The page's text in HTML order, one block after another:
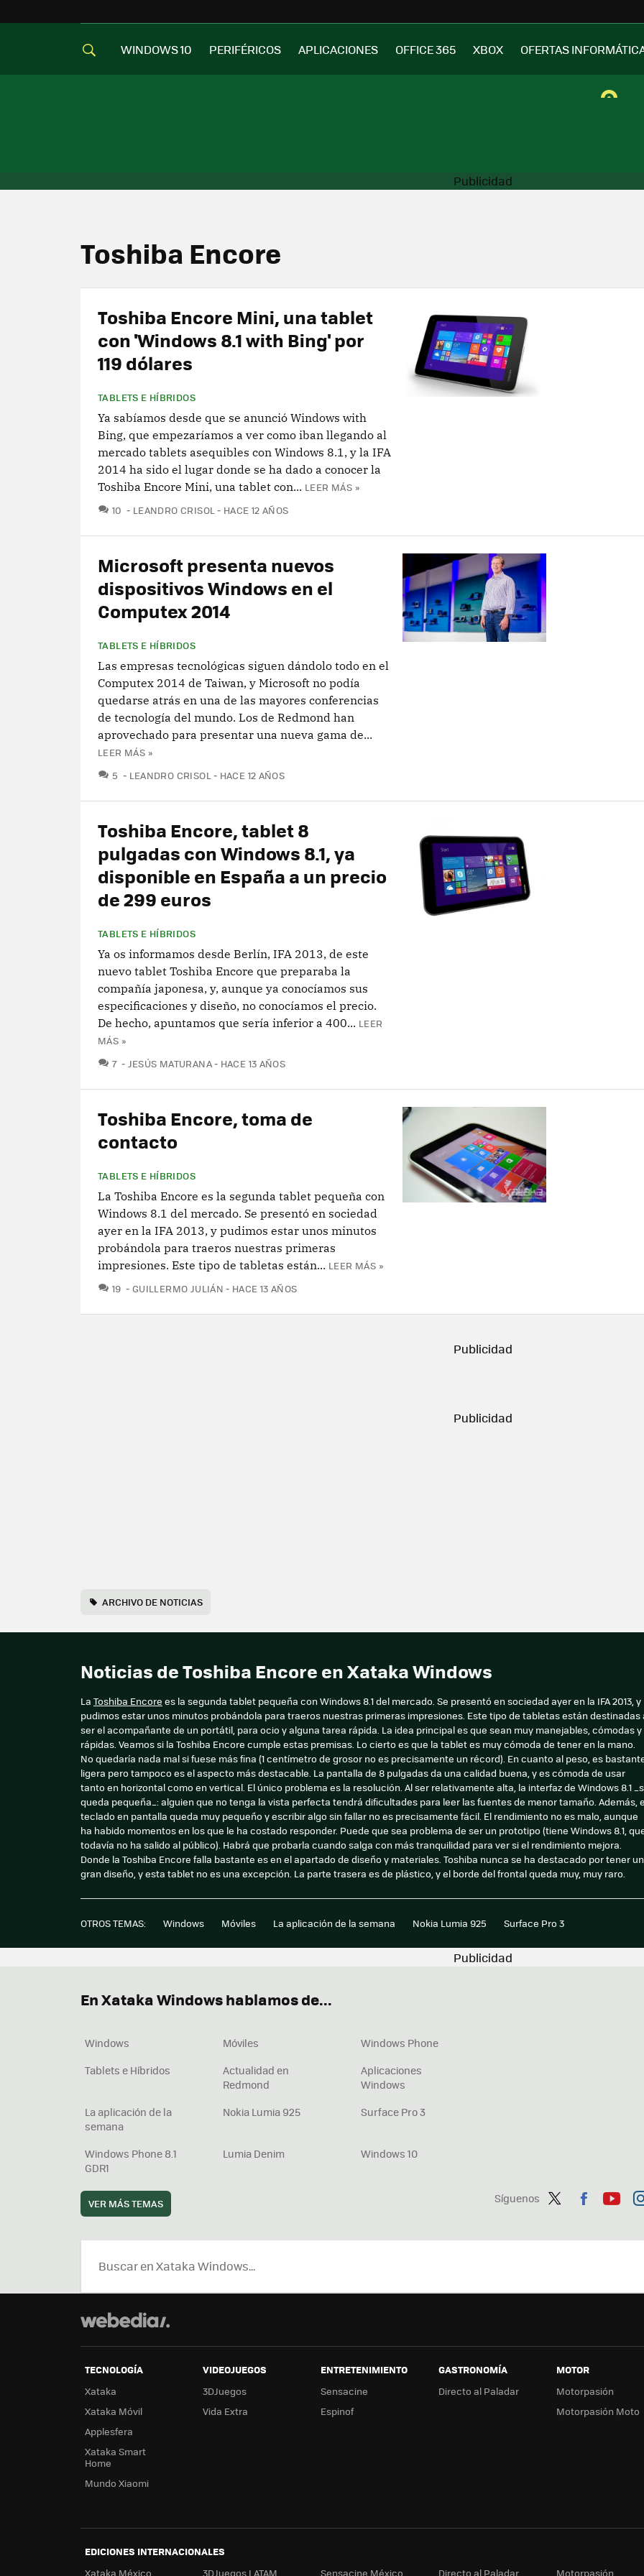
WINDOWS 10 PERIFÉRICOS APLICACIONES OFFICE 365 XBOX OFERTAS
Toshiba Encore
Toshiba Encore Mini, una tablet
con 'Windows 8.1 with Bing' por
119 dólares
TABLETS E HÍBRIDOS
Ya sabíamos desde que se anunció Windows with
Bing, que empezaríamos a ver como iban llegando al
mercado tablets asequibles con Windows 8.1, y la IFA
2014 ha sido el lugar donde se ha dado a conocer la
Toshiba Encore Mini, una tablet con... LEER MÁS »
10 COMENTARIOS
LEANDRO CRISOL HACE 12 AÑOS
Microsoft presenta nuevos
dispositivos Windows en el
Computex 2014
TABLETS E HÍBRIDOS
Las empresas tecnológicas siguen dándolo todo en el
Computex 2014 de Taiwan, y Microsoft no podía
quedarse atrás en una de las mayores conferencias
de tecnología del mundo. Los de Redmond han
aprovechado para presentar una nueva gama de...
LEER MÁS »
5 COMENTARIOS
LEANDRO CRISOL HACE 12 AÑOS
Toshiba Encore, tablet 8
pulgadas con Windows 8.1, ya
disponible en España a un precio
de 299 euros
TABLETS E HÍBRIDOS
Ya os informamos desde Berlín, IFA 2013, de este
nuevo tablet Toshiba Encore que preparaba la
compañía japonesa, y, aunque ya conocíamos sus
especificaciones y diseño, no conocíamos el precio.
De hecho, apuntamos que sería inferior a 400... LEER
MÁS »
7 COMENTARIOS
JESÚS MATURANA HACE 13 AÑOS
Toshiba Encore, toma de
contacto
TABLETS E HÍBRIDOS
La Toshiba Encore es la segunda tablet pequeña con
Windows 8.1 del mercado. Se presentó en sociedad
ayer en la IFA 2013, y pudimos estar unos minutos
probándola para traeros nuestras primeras
impresiones. Este tipo de tabletas están... LEER MÁS »
19 COMENTARIOS
GUILLERMO JULIÁN HACE 13 AÑOS
ARCHIVO DE NOTICIAS
Noticias de Toshiba Encore en Xataka Windows
La Toshiba Encore es la segunda tablet pequeña con Windows 8.1 del mercado. Se presentó en sociedad ayer en la IFA 2013, y
pudimos estar unos minutos probándola para traeros nuestras primeras impresiones. Este tipo de tabletas están destinadas
ser el acompañante de un portátil, para ocio y alguna tarea rápida. La idea principal es que sean muy manejables, cómodas y
rápidas. Veamos si la Toshiba Encore cumple estas premisas. Lo cierto es que la tablet es muy cómoda de tener en la mano.
No quedaría nada mal si fuese más fina (1 centímetro de grosor no es precisamente un récord). En cuanto al peso, es
ligera pero tampoco es el aspecto más destacable. La pantalla de 8 pulgadas da una calidad buena, y es cómoda de usar
tanto en horizontal como en vertical. El único problema es la resolución. Al ser relativamente alta, la interfaz de Windows 8.1
queda pequeña_: alguien que no tenga la vista perfecta tendrá dificultades para leer las fuentes de menor tamaño. Además,
teclado en pantalla queda muy pequeño y escribir algo sin fallar no es precisamente fácil. El rendimiento no es malo, aunque
ha habido momentos en los que le ha costado responder. Puede que sea problema de ser un prototipo (tiene Windows 8.1,
todavía no ha salido al público). Habrá que probarla cuando salga con más tranquilidad para ver si el rendimiento mejora.
Donde la Toshiba Encore falla bastante es en el apartado de diseño y materiales. Toshiba nunca se ha destacado por tener un
gran diseño, y esta tablet no es una excepción. La parte trasera es de plástico, y el borde del frontal queda muy, muy raro.
OTROS TEMAS: Windows Móviles La aplicación de la semana Nokia Lumia 925 Surface Pro 3
Síguenos
ter
ebo tub
En Xataka Windows hablamos de...
Windows Móviles
Windows Phone
Tablets e Híbridos
Actualidad en
Redmond
Aplicaciones
Windows
La aplicación de la
semana
Nokia Lumia 925 Surface Pro 3
Windows Phone 8.1
GDR1
Lumia Denim Windows 10
VER MÁS TEMAS
TECNOLOGÍA
Xataka
Xataka Móvil
Applesfera
Xataka Smart
Home
Mundo Xiaomi
VIDEOJUEGOS
3DJuegos
Vida Extra
ENTRETENIMIENTO
Sensacine
Espinof
GASTRONOMÍA
Directo al Paladar
MOTOR
Motorpasión
Motorpasión Moto
EDICIONES INTERNACIONALES
Xataka México
3DJuegos LATAM Sensacine México Directo al Paladar Motorpasión